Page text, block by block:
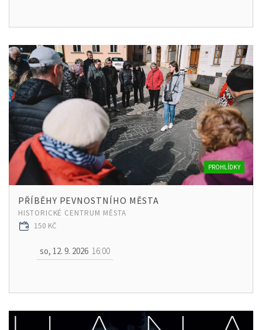
PROHLÍDKY
PŘÍBĚHY PEVNOSTNÍHO MĚSTA
HISTORICKÉ CENTRUM MĚSTA
150 KČ
so, 12. 9. 2026 16:00